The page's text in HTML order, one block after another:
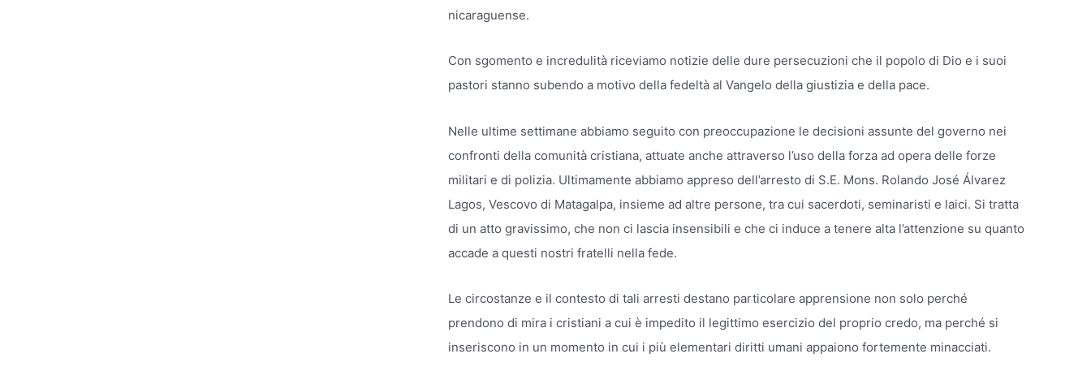
nicaraguense.
Con sgomento e incredulità riceviamo notizie delle dure persecuzioni che il popolo di Dio e i suoi
pastori stanno subendo a motivo della fedeltà al Vangelo della giustizia e della pace.
Nelle ultime settimane abbiamo seguito con preoccupazione le decisioni assunte del governo nei
confronti della comunità cristiana, attuate anche attraverso l’uso della forza ad opera delle forze
militari e di polizia. Ultimamente abbiamo appreso dell’arresto di S.E. Mons. Rolando José Álvarez
Lagos, Vescovo di Matagalpa, insieme ad altre persone, tra cui sacerdoti, seminaristi e laici. Si tratta
di un atto gravissimo, che non ci lascia insensibili e che ci induce a tenere alta l’attenzione su quanto
accade a questi nostri fratelli nella fede.
Le circostanze e il contesto di tali arresti destano particolare apprensione non solo perché
prendono di mira i cristiani a cui è impedito il legittimo esercizio del proprio credo, ma perché si
inseriscono in un momento in cui i più elementari diritti umani appaiono fortemente minacciati.